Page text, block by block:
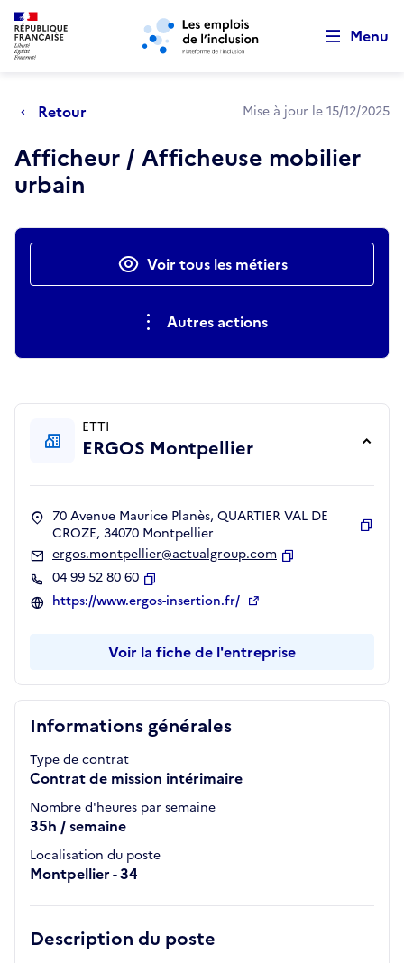
Aller au menu principal Aller au contenu principal
Menu
Retour Mise à jour le 15/12/2025
Afficheur / Afficheuse mobilier
urbain
Actions rapidesVoir tous les métiers
Autres actions
Informations générales
Type de contrat
Contrat de mission intérimaire
Nombre d'heures par semaine
35h / semaine
Localisation du poste
Montpellier - 34
Description du poste
ETTI
ERGOS Montpellier
70 Avenue Maurice Planès, QUARTIER VAL DE
CROZE, 34070 Montpellier
ergos.montpellier@actualgroup.com
04 99 52 80 60
Copier
https://www.ergos-insertion.fr/
Voir la fiche de l'entreprise
Retour au début de la page
Panneau de gestion des cookies